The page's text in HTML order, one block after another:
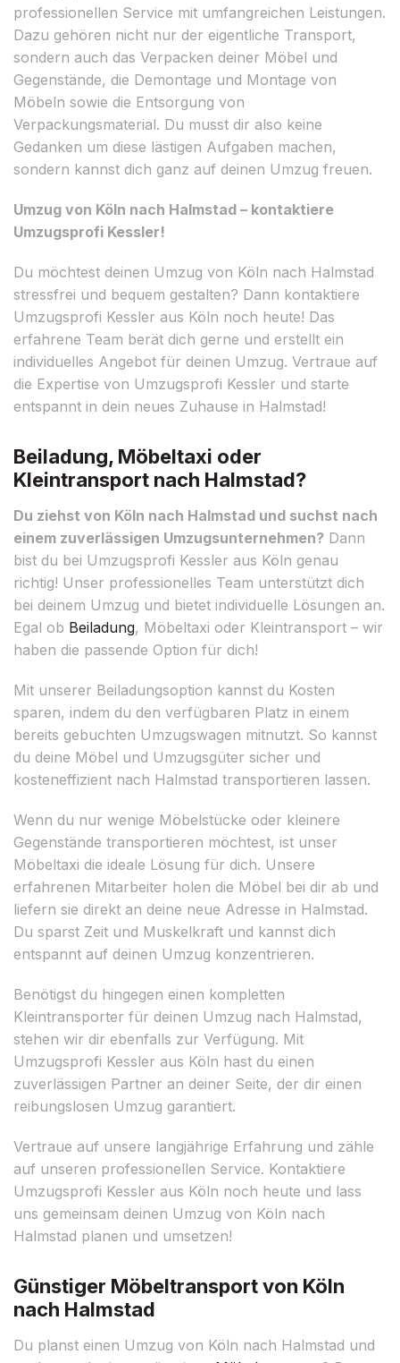
professionellen Service mit umfangreichen Leistungen.
Dazu gehören nicht nur der eigentliche Transport,
sondern auch das Verpacken deiner Möbel und
Gegenstände, die Demontage und Montage von
Möbeln sowie die Entsorgung von
Verpackungsmaterial. Du musst dir also keine
Gedanken um diese lästigen Aufgaben machen,
sondern kannst dich ganz auf deinen Umzug freuen.
Umzug von Köln nach Halmstad – kontaktiere
Umzugsprofi Kessler!
Du möchtest deinen Umzug von Köln nach Halmstad
stressfrei und bequem gestalten? Dann kontaktiere
Umzugsprofi Kessler aus Köln noch heute! Das
erfahrene Team berät dich gerne und erstellt ein
individuelles Angebot für deinen Umzug. Vertraue auf
die Expertise von Umzugsprofi Kessler und starte
entspannt in dein neues Zuhause in Halmstad!
Beiladung, Möbeltaxi oder
Kleintransport nach Halmstad?
Du ziehst von Köln nach Halmstad und suchst nach
einem zuverlässigen Umzugsunternehmen? Dann
bist du bei Umzugsprofi Kessler aus Köln genau
richtig! Unser professionelles Team unterstützt dich
bei deinem Umzug und bietet individuelle Lösungen an.
Egal ob Beiladung, Möbeltaxi oder Kleintransport – wir
haben die passende Option für dich!
Mit unserer Beiladungsoption kannst du Kosten
sparen, indem du den verfügbaren Platz in einem
bereits gebuchten Umzugswagen mitnutzt. So kannst
du deine Möbel und Umzugsgüter sicher und
kosteneffizient nach Halmstad transportieren lassen.
Wenn du nur wenige Möbelstücke oder kleinere
Gegenstände transportieren möchtest, ist unser
Möbeltaxi die ideale Lösung für dich. Unsere
erfahrenen Mitarbeiter holen die Möbel bei dir ab und
liefern sie direkt an deine neue Adresse in Halmstad.
Du sparst Zeit und Muskelkraft und kannst dich
entspannt auf deinen Umzug konzentrieren.
Benötigst du hingegen einen kompletten
Kleintransporter für deinen Umzug nach Halmstad,
stehen wir dir ebenfalls zur Verfügung. Mit
Umzugsprofi Kessler aus Köln hast du einen
zuverlässigen Partner an deiner Seite, der dir einen
reibungslosen Umzug garantiert.
Vertraue auf unsere langjährige Erfahrung und zähle
auf unseren professionellen Service. Kontaktiere
Umzugsprofi Kessler aus Köln noch heute und lass
uns gemeinsam deinen Umzug von Köln nach
Halmstad planen und umsetzen!
Günstiger Möbeltransport von Köln
nach Halmstad
Du planst einen Umzug von Köln nach Halmstad und